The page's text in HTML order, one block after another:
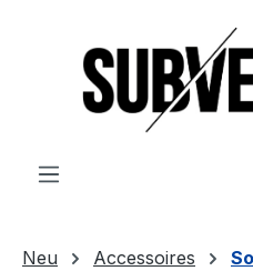
Neu Accessoires